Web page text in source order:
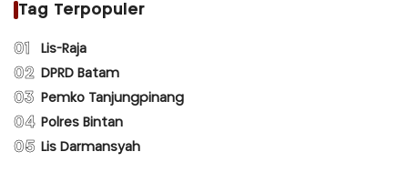
Tag Terpopuler
01 Lis-Raja
02 DPRD Batam
03 Pemko Tanjungpinang
04 Polres Bintan
05 Lis Darmansyah